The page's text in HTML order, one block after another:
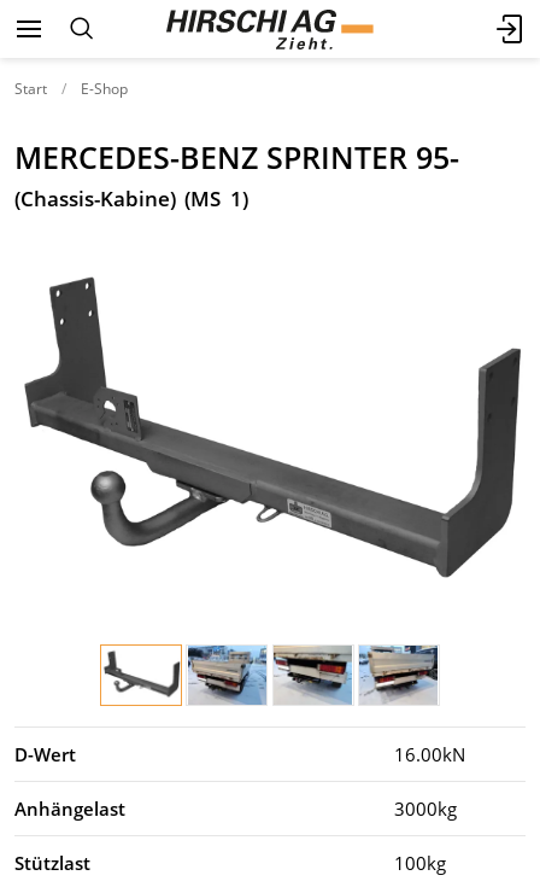
Start E-Shop
MERCEDES-BENZ SPRINTER 95-
(Chassis-Kabine) (MS 1)
D-Wert 16.00kN
Anhängelast 3000kg
Stützlast 100kg